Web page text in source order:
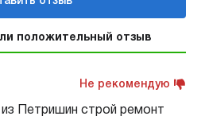
положительный отзыв
Не рекомендую
из Петришин строй ремонт